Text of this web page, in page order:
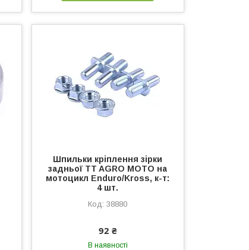
Шпильки кріплення зірки
задньої TT AGRO MOTO на
мотоцикл Enduro/Kross, к-т:
4 шт.
38880
92 ₴
В наявності